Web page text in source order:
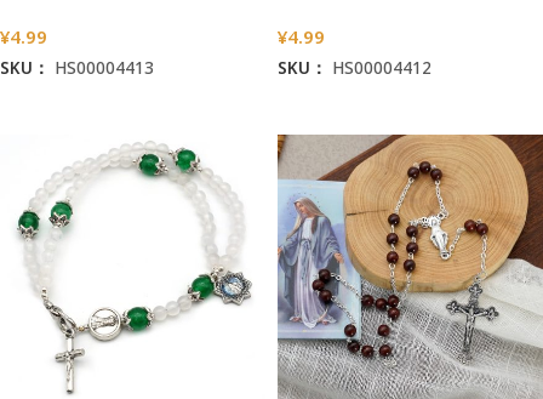
¥4.99
SKU： HS00004413
¥4.99
SKU： HS00004412